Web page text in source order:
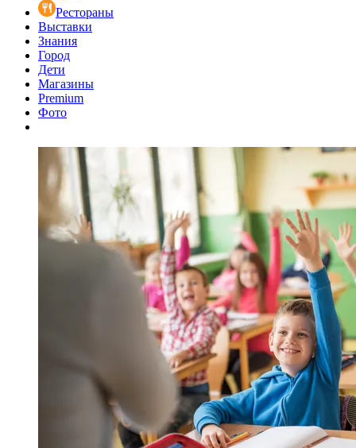
Рестораны
Выставки
Знания
Город
Дети
Магазины
Premium
Фото